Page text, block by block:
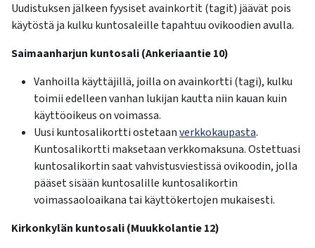
Uudistuksen jälkeen fyysiset avainkortit (tagit) jäävät pois
käytöstä ja kulku kuntosaleille tapahtuu ovikoodien avulla.
Saimaanharjun kuntosali (Ankeriaantie 10)
Vanhoilla käyttäjillä, joilla on avainkortti (tagi), kulku
toimii edelleen vanhan lukijan kautta niin kauan kuin
käyttöoikeus on voimassa.
Uusi kuntosalikortti ostetaanverkkokaupasta.
Kuntosalikortti maksetaan verkkomaksuna. Ostettuasi
kuntosalikortin saat vahvistusviestissä ovikoodin, jolla
pääset sisään kuntosalille kuntosalikortin
voimassaoloaikana tai käyttökertojen mukaisesti.
Kirkonkylän kuntosali (Muukkolantie 12)